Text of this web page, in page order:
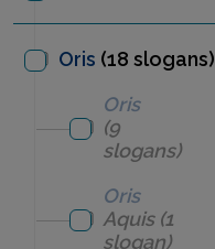
Oris (18 slogans)
Oris
(9
slogans)
Oris
Aquis(1
slogan)